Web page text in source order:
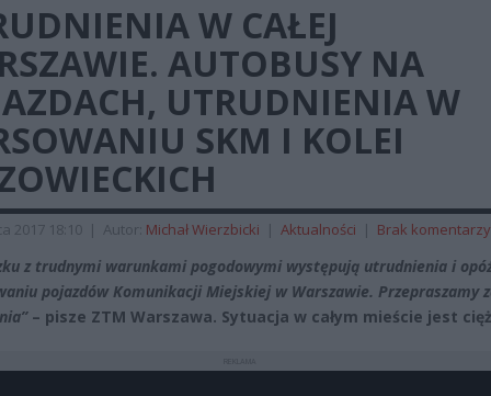
W CAŁEJ
AUTOBUSY NA
UTRUDNIENIA W
SKM I KOLEI
2017 18:10 | Autor: Michał Wierzbicki | Aktualności | Brak komentarzy
z trudnymi warunkami pogodowymi występują utrudnienia i
pojazdów Komunikacji Miejskiej w Warszawie. Przepraszamy
– pisze ZTM Warszawa. Sytuacja w całym mieście jest